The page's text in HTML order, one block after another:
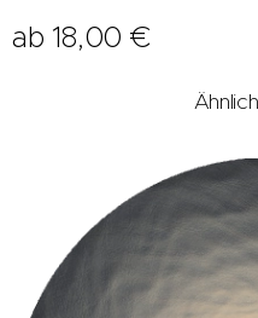
ab 18,00 €